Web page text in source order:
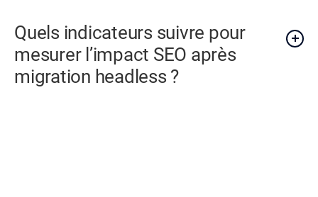
Quels indicateurs suivre pour
mesurer l’impact SEO après
migration headless ?